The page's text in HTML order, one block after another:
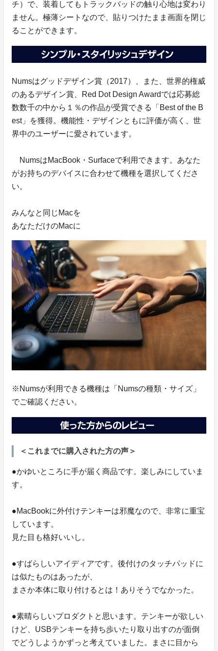
チ）で、装着してもトラックバッドの触り心地は変わり
ません。極薄シートなので、貼りつけたまま画面を閉じ
ることができます。
Numsはグッドデザイン賞（2017）、また、世界的権威
のあるデザイン賞、Red Dot Design Awardでは応募総
数数千の中から１％の作品が受賞できる「Best of the B
est」を獲得。機能性・デザインともに評価が高く、世
界中のユーザーに愛されています。
NumsはMacBook・Surfaceで利用できます。あなた
がお持ちのデバイスに合わせて機種を選択してくださ
い。
みんなと同じMacを
あなただけのMacに
※Numsが利用できる機種は「Numsの種類・サイズ」
でご確認ください。
＜これまでに購入された方の声＞
●かゆいところに手が届く商品です。楽しみにしていま
す。
●MacBookに外付けテンキーは邪魔なので、非常に重宝
しています。
見た目も格好いいし。
●すばらしいアイディアです。後付けのタッチパッドに
は似たものはあったが、
まさか本体に取り付けるとは！ありそうでなかった。
●素晴らしいプロダクトと思います。テンキーが欲しい
けど、USBテンキーを持ち歩いたり取り出すのが面倒
でどうしようかずっと考えていました。まさに目から